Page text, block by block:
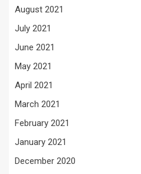
August 2021
July 2021
June 2021
May 2021
April 2021
March 2021
February 2021
January 2021
December 2020